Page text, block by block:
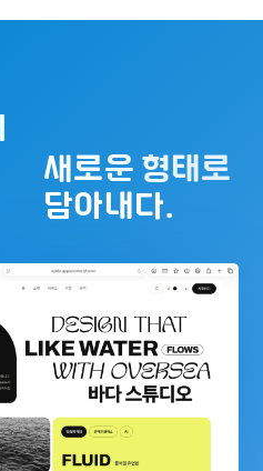
새로운 형태로
담아내다.